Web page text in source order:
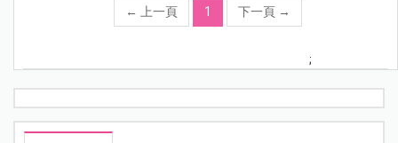
← 上一頁 1 下一頁 →
;